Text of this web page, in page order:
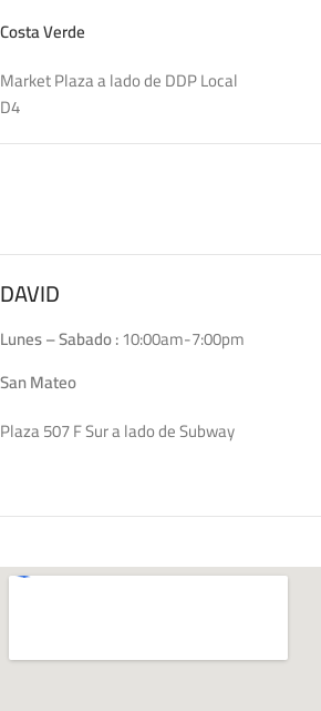
Costa Verde
Market Plaza a lado de DDP Local
D4
DAVID
Lunes – Sabado :10:00am-7:00pm
San Mateo
Plaza 507 F Sur a lado de Subway